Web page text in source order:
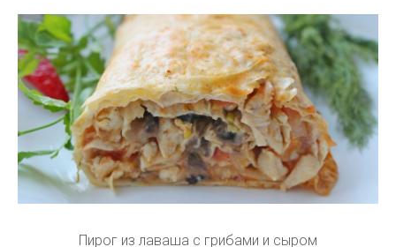
Пирог из лаваша с грибами и сыром